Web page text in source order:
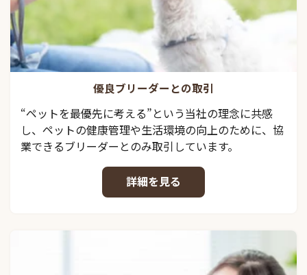
優良ブリーダーとの取引
“ペットを最優先に考える”という当社の理念に共感
し、ペットの健康管理や生活環境の向上のために、協
業できるブリーダーとのみ取引しています。
詳細を見る